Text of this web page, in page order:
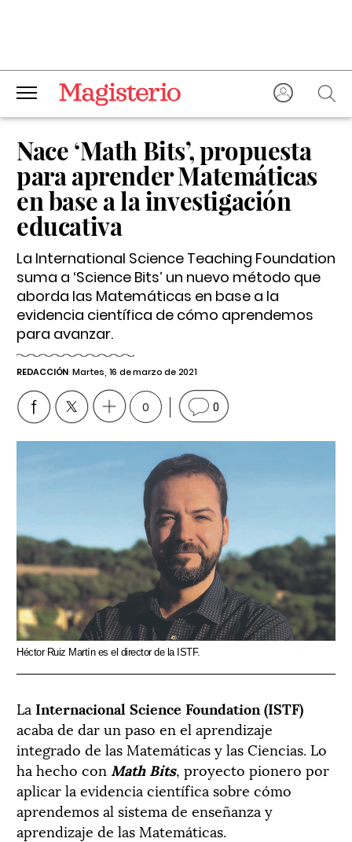
Nace ‘Math Bits’, propuesta
para aprender Matemáticas
en base a la investigación
educativa
La International Science Teaching Foundation
suma a ‘Science Bits’ un nuevo método que
aborda las Matemáticas en base a la
evidencia científica de cómo aprendemos
para avanzar.
REDACCIÓN Martes, 16 de marzo de 2021
0 0
Héctor Ruiz Martín es el director de la ISTF.
La Internacional Science Foundation (ISTF)
acaba de dar un paso en el aprendizaje
integrado de las Matemáticas y las Ciencias. Lo
ha hecho con Math Bits, proyecto pionero por
aplicar la evidencia científica sobre cómo
aprendemos al sistema de enseñanza y
aprendizaje de las Matemáticas.